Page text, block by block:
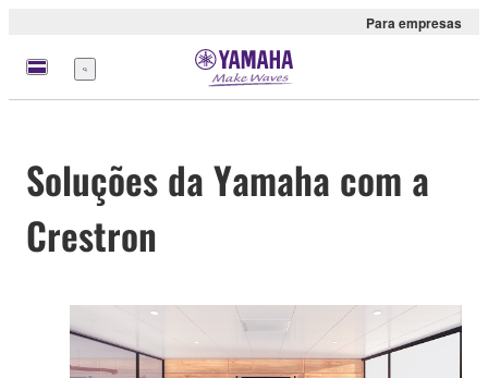
Para empresas
Menu
Soluções da Yamaha com a
Crestron